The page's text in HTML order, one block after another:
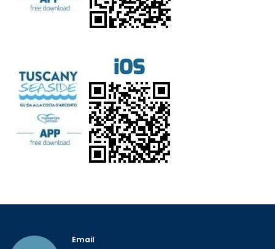
Email